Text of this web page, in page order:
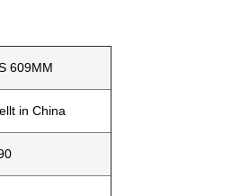
609MM
in China